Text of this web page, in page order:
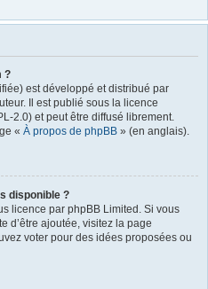
?
est développé et distribué par
Il est publié sous la licence
2.0) et peut être diffusé librement.
« À propos de phpBB » (en anglais).
disponible ?
licence par phpBB Limited. Si vous
d’être ajoutée, visitez la page
voter pour des idées proposées ou